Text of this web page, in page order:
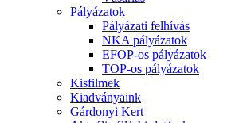
Pályázatok
Pályázati felhívás
NKA pályázatok
EFOP-os pályázatok
TOP-os pályázatok
Kisfilmek
Kiadványaink
Gárdonyi Kert